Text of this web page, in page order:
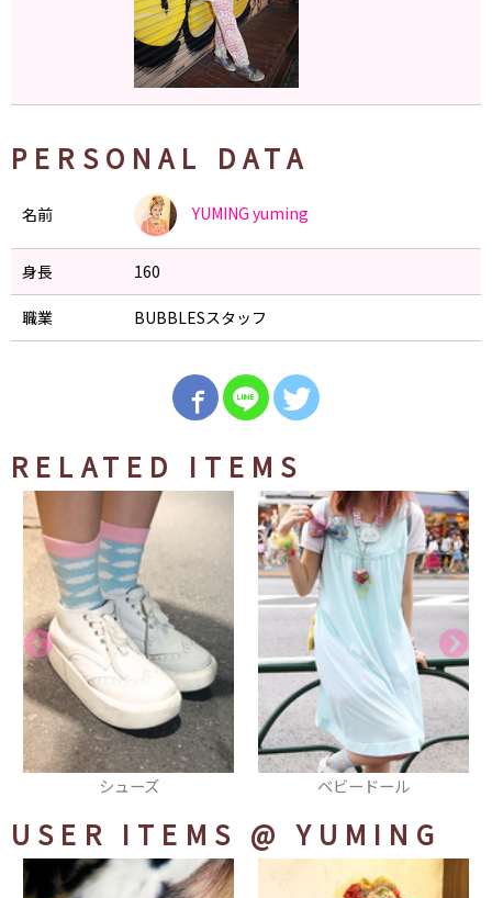
PERSONAL DATA
名前 YUMING yuming
身長 160
職業 BUBBLESスタッフ
RELATED ITEMS
ベビードール サロペット
USER ITEMS @ YUMING